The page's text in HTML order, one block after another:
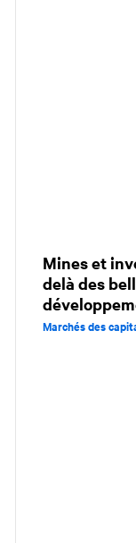
Mines et
delà des
Marchés des